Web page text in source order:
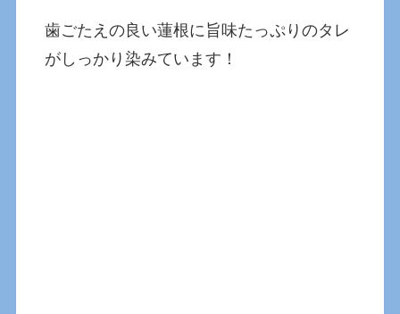
歯ごたえの良い蓮根に旨味たっぷりのタレ
がしっかり染みています！